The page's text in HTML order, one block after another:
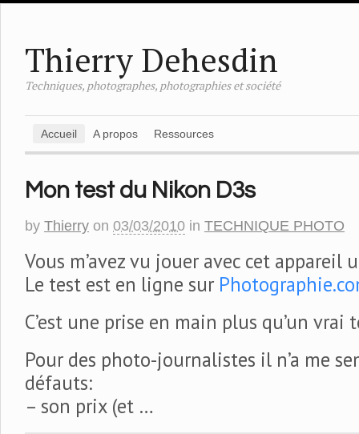
Thierry Dehesdin
Techniques, photographes, photographies et société
Accueil A propos Ressources
Mon test du Nikon D3s
by Thierry on 03/03/2010 in TECHNIQUE PHOTO
Vous m’avez vu jouer avec cet
Le test est en ligne sur
C’est une prise en main plus qu’un vrai
Pour des photo-journalistes il n’a me
défauts:
– son prix (et …